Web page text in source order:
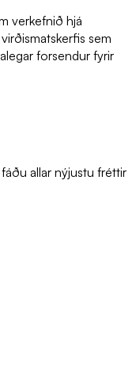
verkefnið hjá
sem
forsendur fyrir
allar nýjustu fréttir